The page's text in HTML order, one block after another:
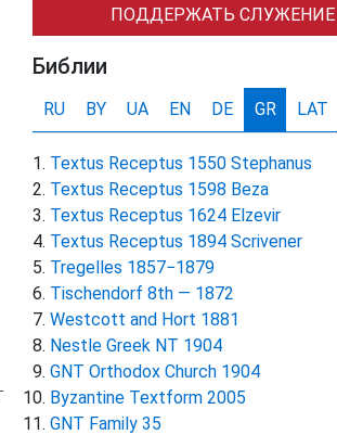
ПОДДЕРЖАТЬ СЛУЖЕНИЕ
Библии
RU BY UA EN DE GR LAT
Textus Receptus 1550 Stephanus
Textus Receptus 1598 Beza
Textus Receptus 1624 Elzevir
Textus Receptus 1894 Scrivener
Tregelles 1857−1879
Tischendorf 8th — 1872
Westcott and Hort 1881
Nestle Greek NT 1904
GNT Orthodox Church 1904
Byzantine Textform 2005
GNT Family 35